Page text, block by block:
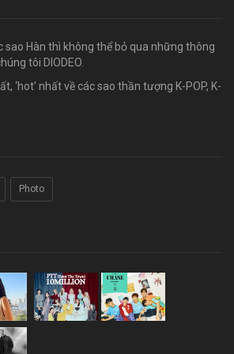
sao Hàn thì không thể bỏ qua những thông
tôi DIODEO.
‘hot’ nhất về các sao thần tượng K-POP, K-
Photo